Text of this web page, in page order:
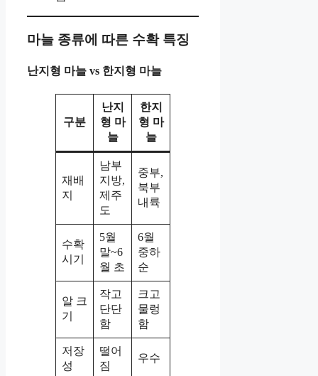
마늘 종류에 따른 수확 특징
난지형 마늘 vs 한지형 마늘
구분
난지
형 마
늘
한지
형 마
늘
재배
지
남부
지방,
제주
도
중부,
북부
내륙
수확
시기
5월
말~6
월 초
6월
중하
순
알 크
기
작고
단단
함
크고
물렁
함
저장
성
떨어
짐
우수